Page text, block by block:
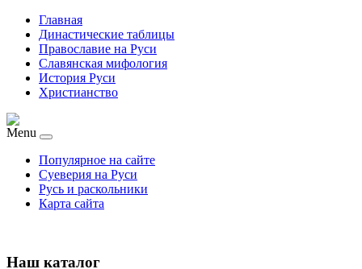
Главная
Династические таблицы
Православие на Руси
Славянская мифология
История Руси
Христианство
Menu
Популярное на сайте
Суеверия на Руси
Русь и раскольники
Карта сайта
Наш каталог